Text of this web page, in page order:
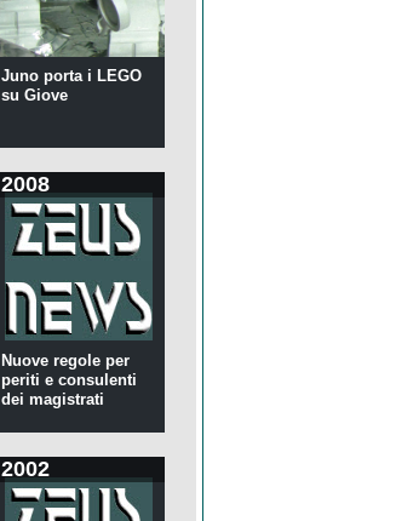
Juno porta i LEGO
su Giove
2008
Nuove regole per
periti e consulenti
dei magistrati
2002